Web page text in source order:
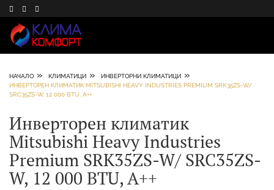
НАЧАЛО » КЛИМАТИЦИ » ИНВЕРТОРНИ КЛИМАТИЦИ »
ИНВЕРТОРЕН КЛИМАТИК MITSUBISHI HEAVY INDUSTRIES PREMIUM SRK35ZS-W/
SRC35ZS-W, 12 000 BTU, A++
Инверторен климатик
Mitsubishi Heavy Industries
Premium SRK35ZS-W/ SRC35ZS-
W, 12 000 BTU, A++